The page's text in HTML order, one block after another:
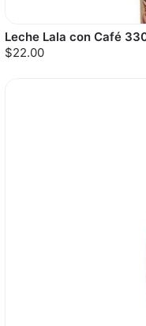
Leche Lala con Café
$22.00